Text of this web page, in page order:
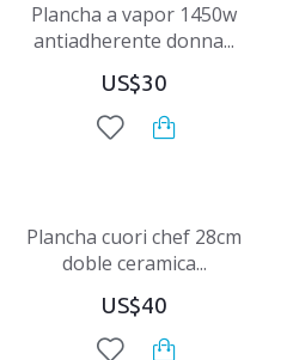
Plancha a vapor 1450w
antiadherente donna...
US$30
Plancha cuori chef 28cm
doble ceramica...
US$40